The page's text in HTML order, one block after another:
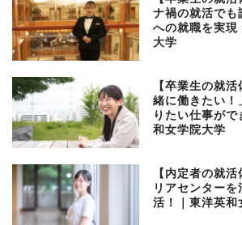
ナ禍の就活でも
への就職を実現
大学
【卒業生の就
緒に働きたい！
りたい仕事が
和女学院大学
【内定者の就
リアセンター
活！｜東洋英和